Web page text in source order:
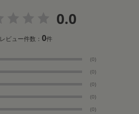
0.0
レビュー件数：0件
(0)
(0)
(0)
(0)
(0)